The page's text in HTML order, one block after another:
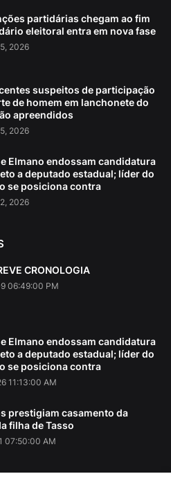
partidárias chegam ao fim
eleitoral entra em nova fase
2026
suspeitos de participação
de homem em lanchonete do
apreendidos
2026
Elmano endossam candidatura
a deputado estadual; líder do
se posiciona contra
2026
CRONOLOGIA
06:49:00 PM
Elmano endossam candidatura
a deputado estadual; líder do
se posiciona contra
11:13:00 AM
prestigiam casamento da
filha de Tasso
07:50:00 AM